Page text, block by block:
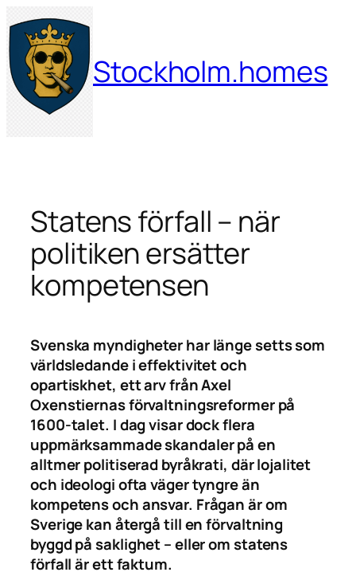
Hoppa
till
innehåll
Stockholm.homes
Statens förfall – när
politiken ersätter
kompetensen
Svenska myndigheter har länge setts som
världsledande i effektivitet och
opartiskhet, ett arv från Axel
Oxenstiernas förvaltningsreformer på
1600-talet. I dag visar dock flera
uppmärksammade skandaler på en
alltmer politiserad byråkrati, där lojalitet
och ideologi ofta väger tyngre än
kompetens och ansvar. Frågan är om
Sverige kan återgå till en förvaltning
byggd på saklighet – eller om statens
förfall är ett faktum.